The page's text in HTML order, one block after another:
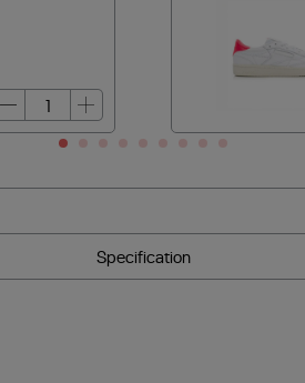
Specification